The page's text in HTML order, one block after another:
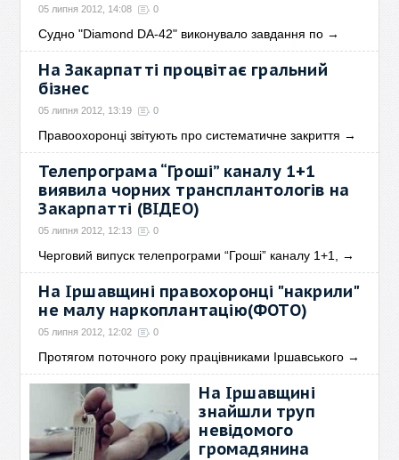
05 липня 2012, 14:08 0
Судно "Diamond DA-42" виконувало завдання по →
На Закарпатті процвітає гральний
бізнес
05 липня 2012, 13:19 0
Правоохоронці звітують про систематичне закриття →
Телепрограма “Гроші” каналу 1+1
виявила чорних трансплантологів на
Закарпатті (ВІДЕО)
05 липня 2012, 12:13 0
Черговий випуск телепрограми “Гроші” каналу 1+1, →
На Іршавщині правохоронці "накрили"
не малу наркоплантацію(ФОТО)
05 липня 2012, 12:02 0
Протягом поточного року працівниками Іршавського →
На Іршавщині
знайшли труп
невідомого
громадянина